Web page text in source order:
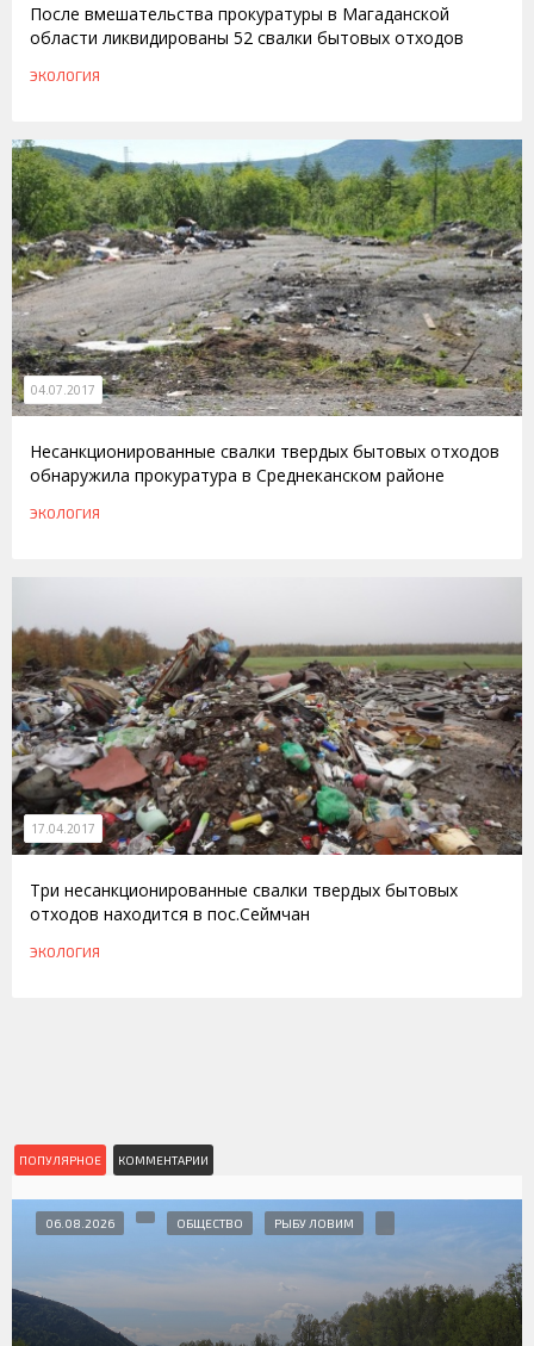
После вмешательства прокуратуры в Магаданской
области ликвидированы 52 свалки бытовых отходов
ЭКОЛОГИЯ
04.07.2017
Несанкционированные свалки твердых бытовых отходов
обнаружила прокуратура в Среднеканском районе
ЭКОЛОГИЯ
17.04.2017
Три несанкционированные свалки твердых бытовых
отходов находится в пос.Сеймчан
ЭКОЛОГИЯ
ПОПУЛЯРНОЕ КОММЕНТАРИИ
06.08.2026 ОБЩЕСТВО РЫБУ ЛОВИМ